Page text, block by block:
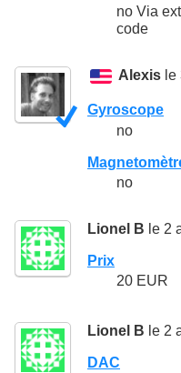
no Via
code
Alexis
Gyroscope
no
no
Lionel B le 2
Prix
20 EUR
Lionel B le 2
DAC